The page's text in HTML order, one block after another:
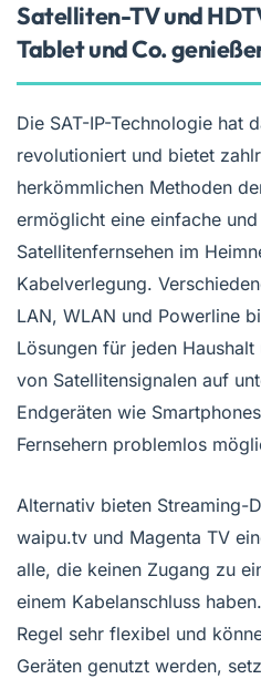
Satelliten-TV und
Tablet und Co.
Die SAT-IP-Technologie hat
revolutioniert und bietet
herkömmlichen Methoden
ermöglicht eine einfache
Satellitenfernsehen im
Kabelverlegung.
LAN, WLAN und Powerline
Lösungen für jeden
von Satellitensignalen auf
Endgeräten wie
Fernsehern problemlos
Alternativ bieten Streaming-
waipu.tv und Magenta TV
alle, die keinen Zugang zu
einem Kabelanschluss
Regel sehr flexibel und
Geräten genutzt werden,